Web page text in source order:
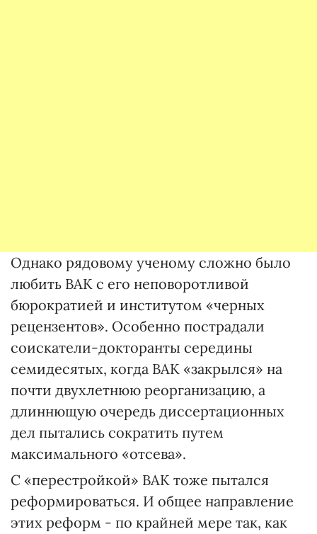
Однако рядовому ученому сложно было
любить ВАК с его неповоротливой
бюрократией и институтом «черных
рецензентов». Особенно пострадали
соискатели-докторанты середины
семидесятых, когда ВАК «закрылся» на
почти двухлетнюю реорганизацию, а
длиннющую очередь диссертационных
дел пытались сократить путем
максимального «отсева».
С «перестройкой» ВАК тоже пытался
реформироваться. И общее направление
этих реформ - по крайней мере так, как